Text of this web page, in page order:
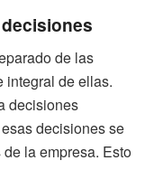
de las
integral de ellas.
decisiones
decisiones se
la empresa. Esto